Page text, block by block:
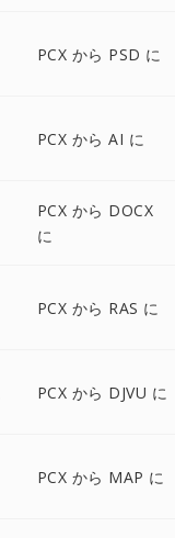
PCX から PSD に
PCX から AI に
PCX から DOCX
に
PCX から RAS に
PCX から DJVU に
PCX から MAP に